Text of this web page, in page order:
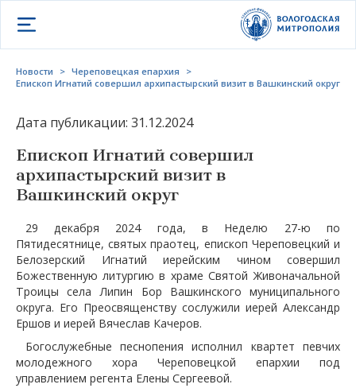
Открыть меню
Новости > Череповецкая епархия
>
Епископ Игнатий совершил архипастырский визит в Вашкинский округ
Дата публикации: 31.12.2024
Епископ Игнатий совершил
архипастырский визит в
Вашкинский округ
29 декабря 2024 года, в Неделю 27-ю по
Пятидесятнице, святых праотец, епископ Череповецкий и
Белозерский Игнатий иерейским чином совершил
Божественную литургию в храме Святой Живоначальной
Троицы села Липин Бор Вашкинского муниципального
округа. Его Преосвященству сослужили иерей Александр
Ершов и иерей Вячеслав Качеров.
Богослужебные песнопения исполнил квартет певчих
молодежного хора Череповецкой епархии под
управлением регента Елены Сергеевой.